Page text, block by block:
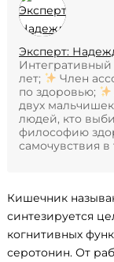
Эксперт:
Интегративный
лет;
Член
по здоровью;
двух
людей, кто
философию
самочувствия
Кишечник
синтезируется
когнитивных
серотонин. От